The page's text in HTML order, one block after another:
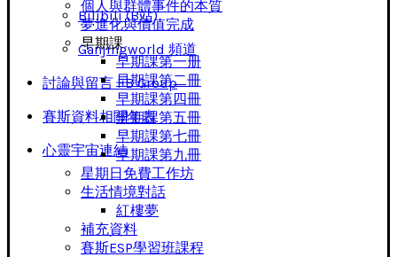
Bilibili (B站)
Ganjingworld 頻道
討論與留言 FB Group
賽斯資料相關年表
心靈宇宙連結
個人與群體事件的本質
夢進化與價值完成
早期課
早期課第一册
早期課第二冊
早期課第四冊
早期課第五冊
早期課第七冊
早期課第九冊
星期日免費工作坊
生活情境對話
紅樓夢
補充資料
賽斯ESP學習班課程